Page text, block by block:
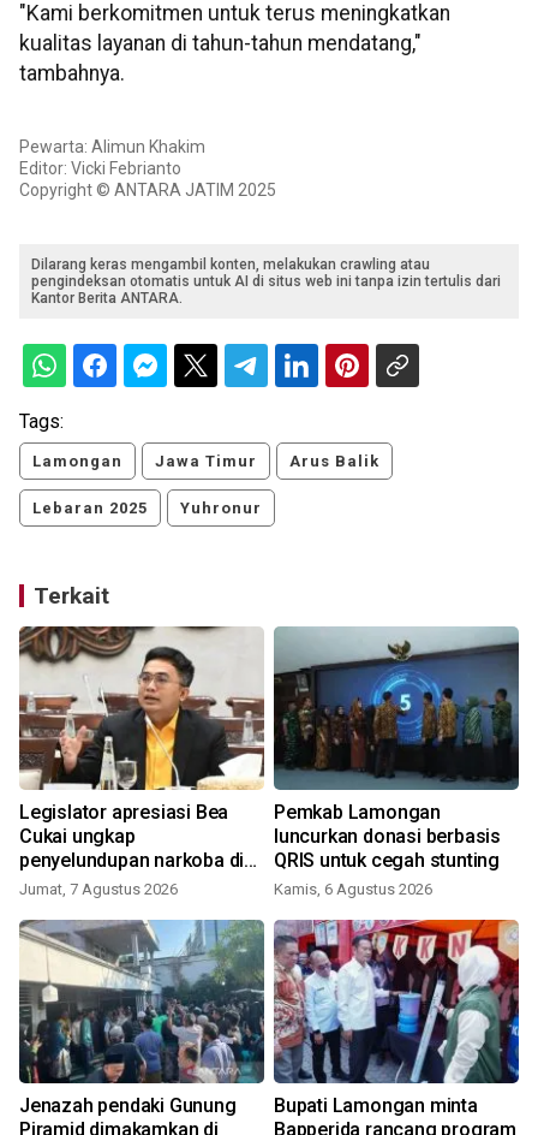
"Kami berkomitmen untuk terus meningkatkan
kualitas layanan di tahun-tahun mendatang,"
tambahnya.
Pewarta: Alimun Khakim
Editor: Vicki Febrianto
Copyright © ANTARA JATIM 2025
Dilarang keras mengambil konten, melakukan crawling atau
pengindeksan otomatis untuk AI di situs web ini tanpa izin tertulis dari
Kantor Berita ANTARA.
Tags:
Lamongan Jawa Timur Arus Balik
Lebaran 2025 Yuhronur
Terkait
Legislator apresiasi Bea
Cukai ungkap
penyelundupan narkoba di
Soetta
Jumat, 7 Agustus 2026
Pemkab Lamongan
luncurkan donasi berbasis
QRIS untuk cegah stunting
Kamis, 6 Agustus 2026
Jenazah pendaki Gunung
Piramid dimakamkan di
Bupati Lamongan minta
Bapperida rancang program